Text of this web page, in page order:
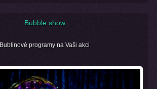
Bubble show
Bublinové programy na Vaši akci